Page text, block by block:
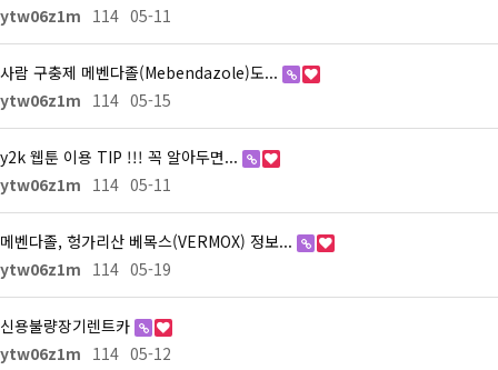
ytw06z1m 114 05-11
사람 구충제 메벤다졸(Mebendazole)도...
ytw06z1m 114 05-15
y2k 웹툰 이용 TIP !!! 꼭 알아두면...
ytw06z1m 114 05-11
메벤다졸, 헝가리산 베목스(VERMOX) 정보...
ytw06z1m 114 05-19
신용불량장기렌트카
ytw06z1m 114 05-12